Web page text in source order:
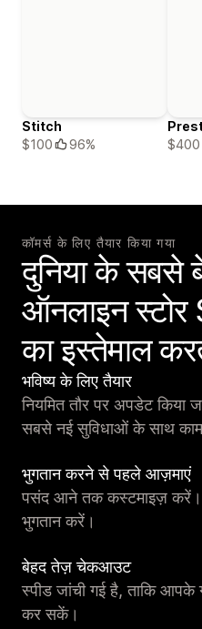
Stitch
$100
96%
$400
कॉमर्स के लिए तैयार किया गया
दुनिया के सबसे
ऑनलाइन
का इस्तेमाल
भविष्य के लिए तैयार
नियमित तौर पर अपडेट किया
सबसे नई सुविधाओं के साथ
भुगतान करने से पहले आज़माएं
पसंद आने तक कस्टमाइज़ करें।
भुगतान करें।
बेहद तेज़ चेकआउट
स्पीड जांची गई है, ताकि
कर सकें।